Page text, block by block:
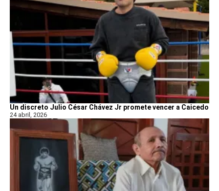
Un discreto Julio César Chávez Jr promete vencer a Caicedo
24 abril, 2026